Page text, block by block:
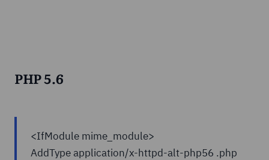
PHP 5.6
<IfModule mime_module>
AddType application/x-httpd-alt-php56 .php